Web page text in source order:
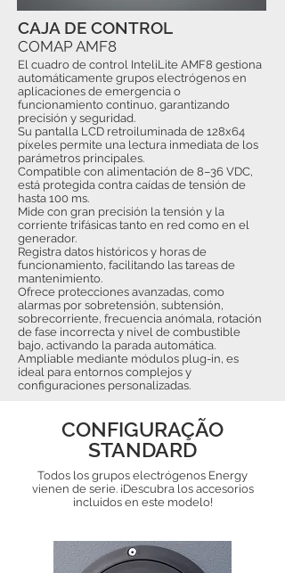
El cuadro de control InteliLite AMF8 gestiona
automáticamente grupos electrógenos en
aplicaciones de emergencia o
funcionamiento continuo, garantizando
precisión y seguridad.
Su pantalla LCD retroiluminada de 128x64
píxeles permite una lectura inmediata de los
parámetros principales.
Compatible con alimentación de 8–36 VDC,
está protegida contra caídas de tensión de
hasta 100 ms.
Mide con gran precisión la tensión y la
corriente trifásicas tanto en red como en el
generador.
Registra datos históricos y horas de
funcionamiento, facilitando las tareas de
mantenimiento.
Ofrece protecciones avanzadas, como
alarmas por sobretensión, subtensión,
sobrecorriente, frecuencia anómala, rotación
de fase incorrecta y nivel de combustible
bajo, activando la parada automática.
Ampliable mediante módulos plug-in, es
ideal para entornos complejos y
configuraciones personalizadas.
CAJA DE CONTROL
COMAP AMF8
CONFIGURAÇÃO
STANDARD
Todos los grupos electrógenos Energy
vienen de serie. ¡Descubra los accesorios
incluidos en este modelo!